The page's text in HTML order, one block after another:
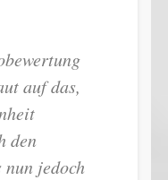
auf das,
den
jedoch